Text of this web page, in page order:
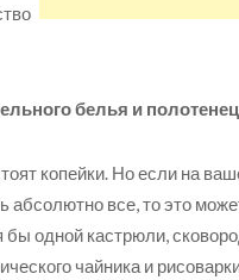
белья и полотенец
копейки. Но если на
абсолютно все, то это
одной кастрюли,
чайника и